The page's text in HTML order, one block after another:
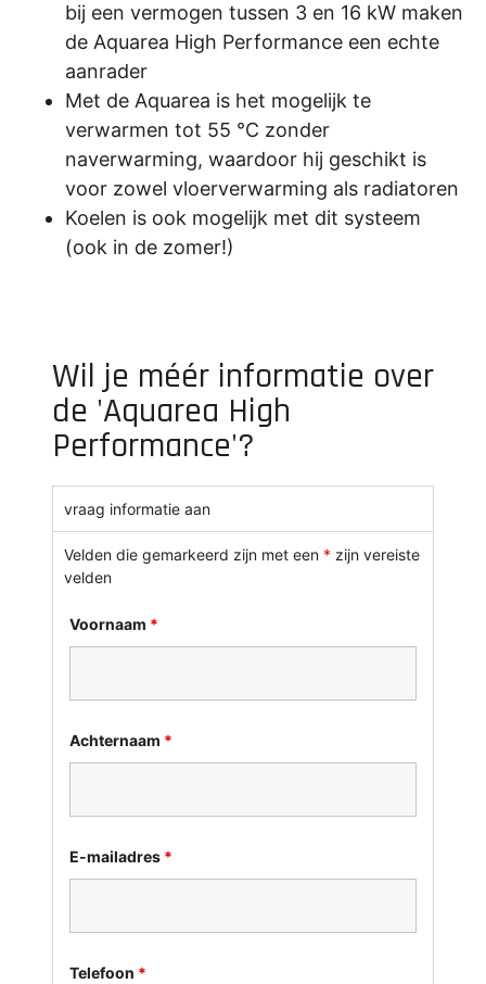
bij een vermogen tussen 3 en 16 kW maken
de Aquarea High Performance een echte
aanrader
Met de Aquarea is het mogelijk te
verwarmen tot 55 °C zonder
naverwarming, waardoor hij geschikt is
voor zowel vloerverwarming als radiatoren
Koelen is ook mogelijk met dit systeem
(ook in de zomer!)
Wil je méér informatie over
de 'Aquarea High
Performance'?
vraag informatie aan
Velden die gemarkeerd zijn met een * zijn vereiste
velden
Voornaam *
Achternaam *
E-mailadres *
Telefoon *